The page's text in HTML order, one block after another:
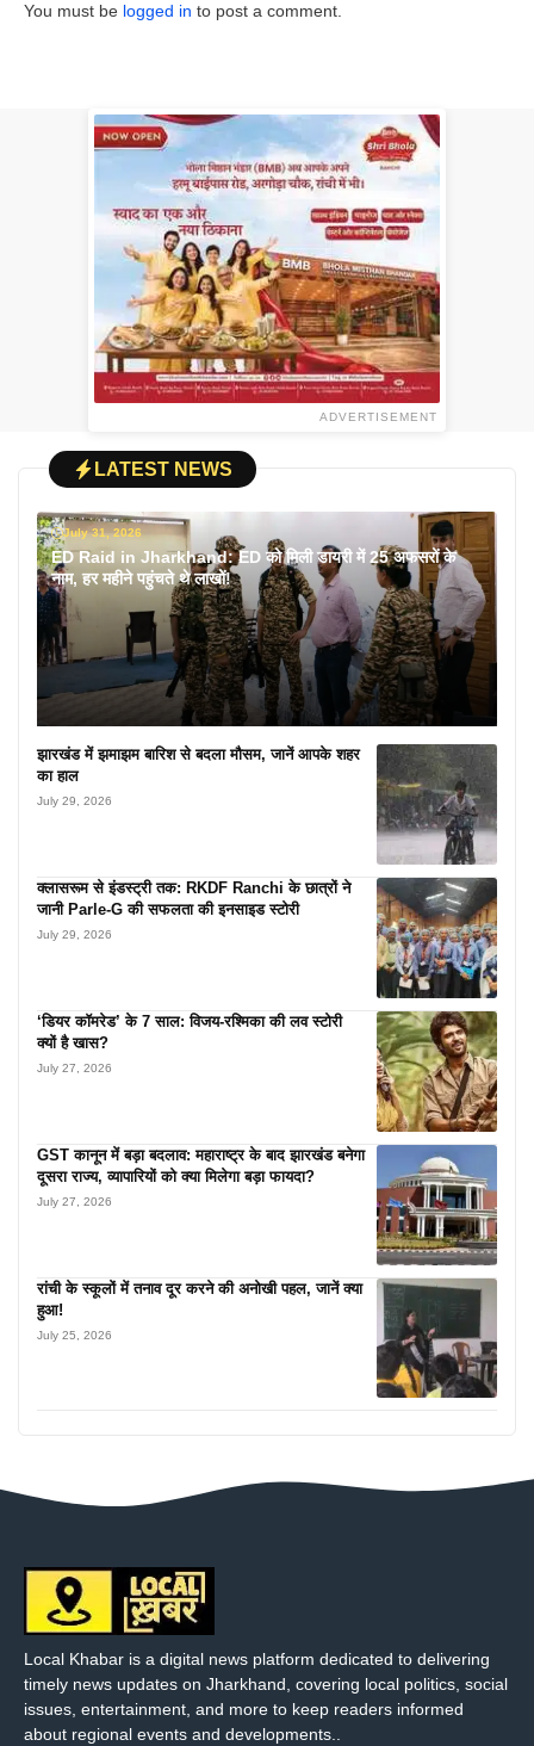
You must be logged in to post a comment.
ADVERTISEMENT
LATEST NEWS
July 31, 2026
ED Raid in Jharkhand: ED को मिली डायरी में 25 अफसरों के
नाम, हर महीने पहुंचते थे लाखों!
झारखंड में झमाझम बारिश से बदला मौसम, जानें आपके शहर
का हाल
July 29, 2026
क्लासरूम से इंडस्ट्री तक: RKDF Ranchi के छात्रों ने
जानी Parle-G की सफलता की इनसाइड स्टोरी
July 29, 2026
‘डियर कॉमरेड’ के 7 साल: विजय-रश्मिका की लव स्टोरी
क्यों है खास?
July 27, 2026
GST कानून में बड़ा बदलाव: महाराष्ट्र के बाद झारखंड बनेगा
दूसरा राज्य, व्यापारियों को क्या मिलेगा बड़ा फायदा?
July 27, 2026
रांची के स्कूलों में तनाव दूर करने की अनोखी पहल, जानें क्या
हुआ!
July 25, 2026
Local Khabar is a digital news platform dedicated to delivering
timely news updates on Jharkhand, covering local politics, social
issues, entertainment, and more to keep readers informed
about regional events and developments..